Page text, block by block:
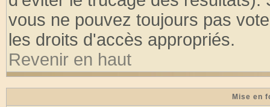
vous ne pouvez toujours pas
les droits d'accès appropriés.
Revenir en haut
Mise en